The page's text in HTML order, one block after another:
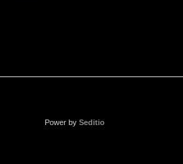
Power by Seditio